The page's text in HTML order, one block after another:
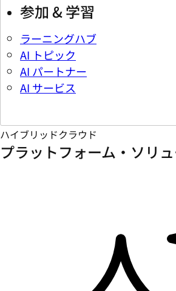
参加 & 学習
ラーニングハブ
AI トピック
AI パートナー
AI サービス
ハイブリッドクラウド
プラットフォーム・ソリ